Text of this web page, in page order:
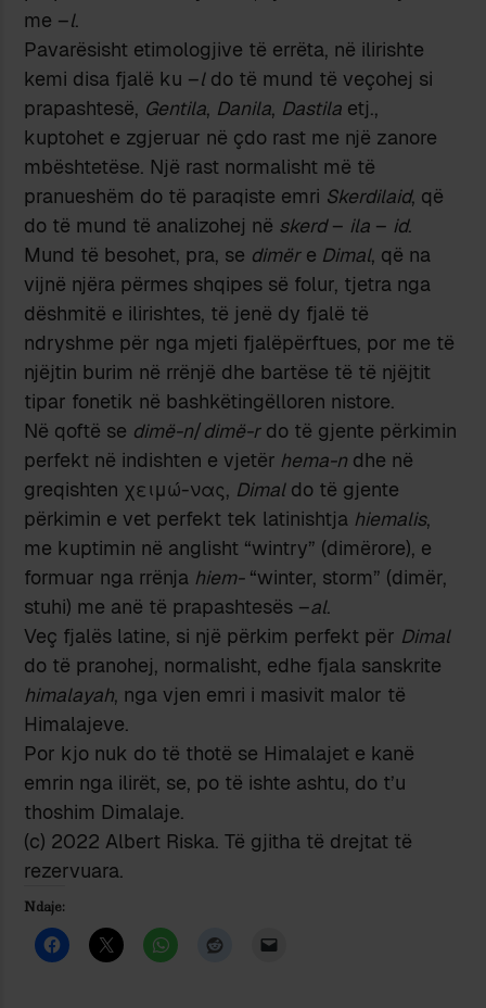
me –l.
Pavarësisht etimologjive të errëta, në ilirishte
kemi disa fjalë ku –ldo të mund të veçohej si
prapashtesë, Gentila, Danila, Dastila etj.,
kuptohet e zgjeruar në çdo rast me një zanore
mbështetëse. Një rast normalisht më të
pranueshëm do të paraqiste emri Skerdilaid, që
do të mund të analizohej në skerd– ila – id.
Mund të besohet, pra, se dimëre Dimal, që na
vijnë njëra përmes shqipes së folur, tjetra nga
dëshmitë e ilirishtes, të jenë dy fjalë të
ndryshme për nga mjeti fjalëpërftues, por me të
njëjtin burim në rrënjë dhe bartëse të të njëjtit
tipar fonetik në bashkëtingëlloren nistore.
Në qoftë se dimë-n/dimë-rdo të gjente përkimin
perfekt në indishten e vjetër hema-n dhe në
greqishten χειμώ-νας, Dimaldo të gjente
përkimin e vet perfekt tek latinishtja hiemalis,
me kuptimin në anglisht “wintry” (dimërore), e
formuar nga rrënja hiem-“winter, storm” (dimër,
stuhi) me anë të prapashtesës –al.
Veç fjalës latine, si një përkim perfekt për Dimal
do të pranohej, normalisht, edhe fjala sanskrite
himalayah, nga vjen emri i masivit malor të
Himalajeve.
Por kjo nuk do të thotë se Himalajet e kanë
emrin nga ilirët, se, po të ishte ashtu, do t’u
thoshim Dimalaje.
(c) 2022 Albert Riska. Të gjitha të drejtat të
rezervuara.
Ndaje: